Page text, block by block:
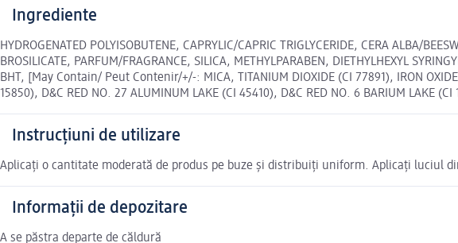
Ingrediente
HYDROGENATED POLYISOBUTENE, CAPRYLIC/CAPRIC TRIGLYCERIDE, CERA ALBA/
BROSILICATE, PARFUM/FRAGRANCE, SILICA, METHYLPARABEN, DIETHYLHEXYL
BHT, [May Contain/ Peut Contenir/+/-: MICA, TITANIUM DIOXIDE (CI 77891), IRON
15850), D&C RED NO. 27 ALUMINUM LAKE (CI 45410), D&C RED NO. 6 BARIUM
Instrucțiuni de utilizare
Aplicați o cantitate moderată de produs pe buze și distribuiți uniform. Aplicați luciul
Informații de depozitare
A se păstra departe de căldură